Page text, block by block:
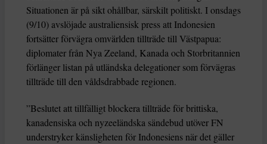
Situationen är på sikt ohållbar, särskilt politiskt. I onsdags
(9/10) avslöjade australiensisk press att Indonesien
fortsätter förvägra omvärlden tillträde till Västpapua:
diplomater från Nya Zeeland, Kanada och Storbritannien
förlänger listan på utländska delegationer som förvägras
tillträde till den våldsdrabbade regionen.
”Beslutet att tillfälligt blockera tillträde för brittiska,
kanadensiska och nyzeeländska sändebud utöver FN
understryker känsligheten för Indonesiens när det gäller